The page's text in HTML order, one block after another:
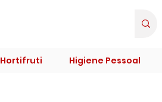
Hortifruti Higiene Pessoal